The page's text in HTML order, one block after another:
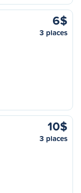
6$
3 places
10$
3 places